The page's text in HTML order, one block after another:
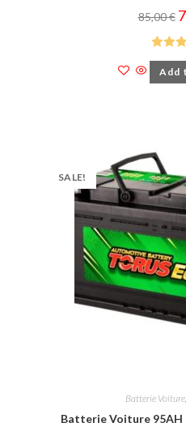
85,00€
Rated
out
Add
SALE!
Batterie Voiture,
Batterie Voiture 95AH